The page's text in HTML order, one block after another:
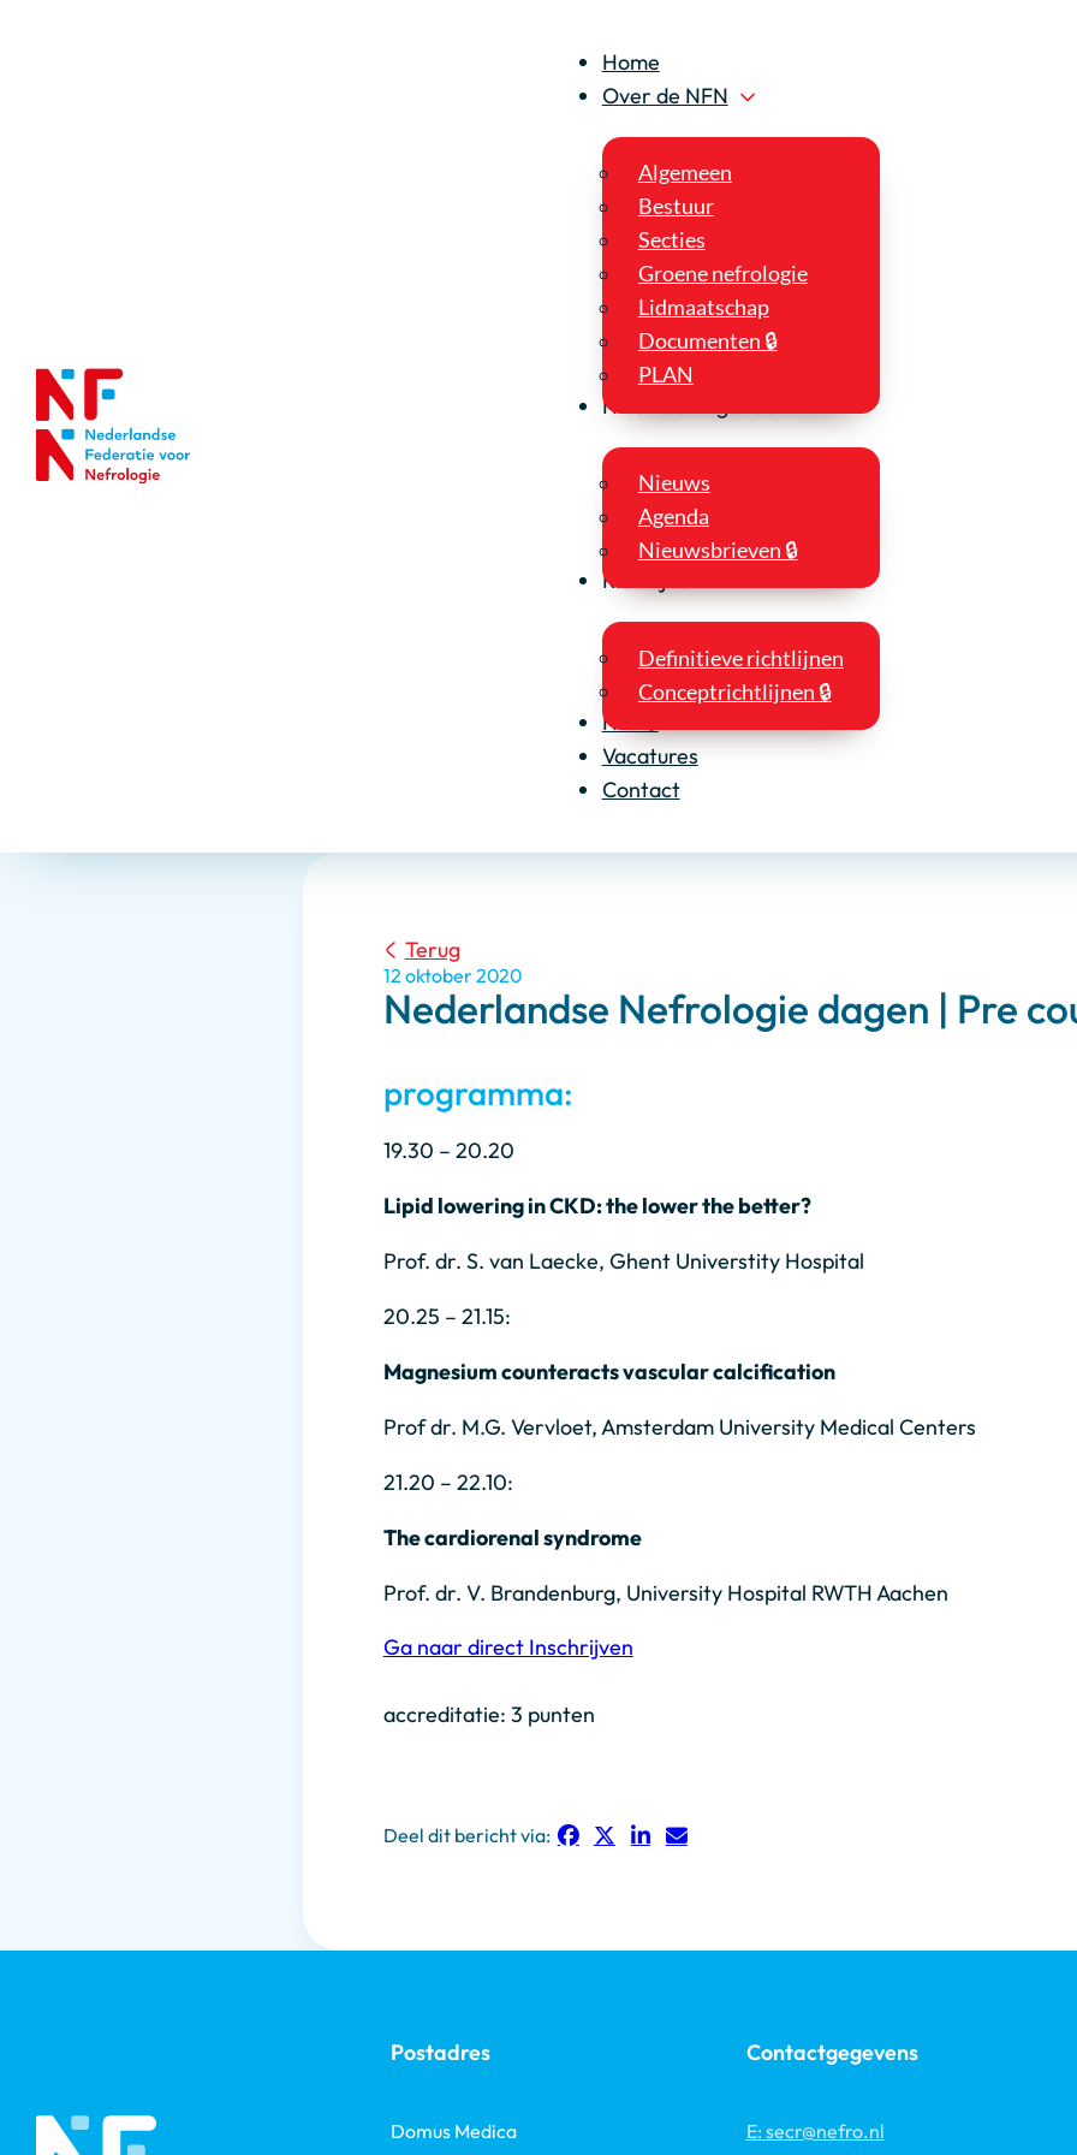
Home
Over de NFN
Algemeen
Bestuur
Secties
Groene nefrologie
Lidmaatschap
Documenten 🔒
PLAN
Nieuws en Agenda
Nieuws
Agenda
Nieuwsbrieven 🔒
Richtlijnen
Definitieve richtlijnen
Conceptrichtlijnen 🔒
NIO 🔒
Vacatures
Contact
Terug
12 oktober 2020
Nederlandse Nefrologie dagen | Pre
programma:
19.30 – 20.20
Lipid lowering in CKD: the lower the better?
Prof. dr. S. van Laecke, Ghent Universtity Hospital
20.25 – 21.15:
Magnesium counteracts vascular calcification
Prof dr. M.G. Vervloet, Amsterdam University Medical Centers
21.20 – 22.10:
The cardiorenal syndrome
Prof. dr. V. Brandenburg, University Hospital RWTH Aachen
Ga naar direct Inschrijven
accreditatie: 3 punten
Deel dit bericht via:
Postadres
Domus Medica
Contactgegevens
E: secr@nefro.nl